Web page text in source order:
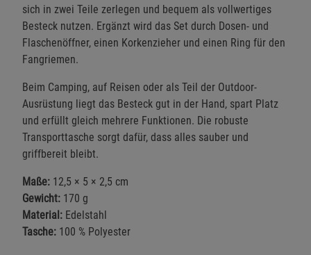
sich in zwei Teile zerlegen und bequem als vollwertiges
Besteck nutzen. Ergänzt wird das Set durch Dosen- und
Flaschenöffner, einen Korkenzieher und einen Ring für den
Fangriemen.
Beim Camping, auf Reisen oder als Teil der Outdoor-
Ausrüstung liegt das Besteck gut in der Hand, spart Platz
und erfüllt gleich mehrere Funktionen. Die robuste
Transporttasche sorgt dafür, dass alles sauber und
griffbereit bleibt.
Maße: 12,5 × 5 × 2,5 cm
Gewicht: 170 g
Material: Edelstahl
Tasche: 100 % Polyester